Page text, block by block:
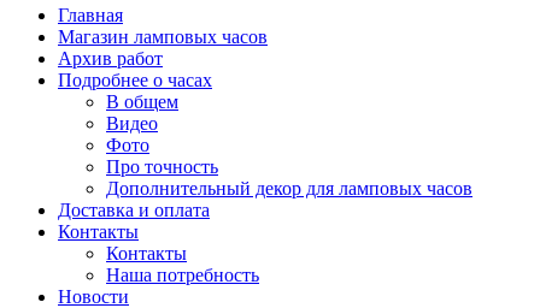
Главная
Магазин ламповых часов
Архив работ
Подробнее о часах
В общем
Видео
Фото
Про точность
Дополнительный декор для ламповых часов
Доставка и оплата
Контакты
Контакты
Наша потребность
Новости